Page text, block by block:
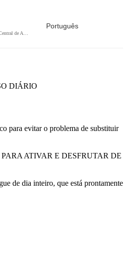
Português
DIÁRIO
para evitar o problema de substituir
ATIVAR E DESFRUTAR DE
de dia inteiro, que está prontamente